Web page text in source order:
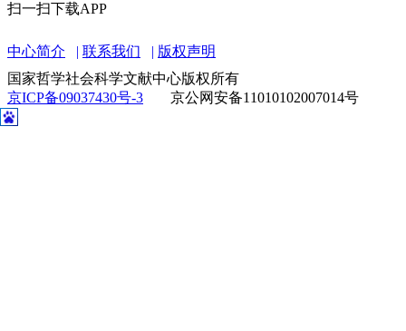
扫一扫下载APP
中心简介 联系我们
版权声明
国家哲学社会科学文献中心版权所有
京ICP备09037430号-3
京公网安备11010102007014号